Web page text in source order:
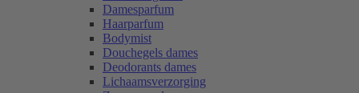
Damesparfum
Haarparfum
Bodymist
Douchegels dames
Deodorants dames
Lichaamsverzorging